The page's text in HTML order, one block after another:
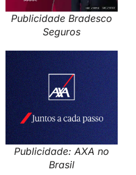
Publicidade Bradesco
Seguros
Publicidade: AXA no
Brasil